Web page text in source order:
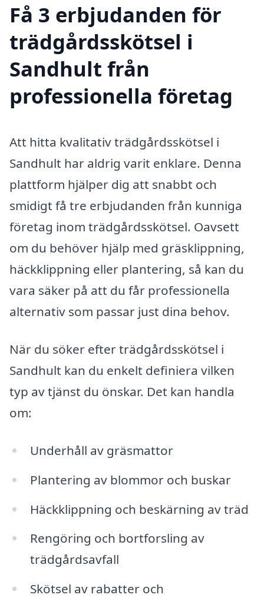
Få 3 erbjudanden för
trädgårdsskötsel i
Sandhult från
professionella företag
Att hitta kvalitativ trädgårdsskötsel i
Sandhult har aldrig varit enklare. Denna
plattform hjälper dig att snabbt och
smidigt få tre erbjudanden från kunniga
företag inom trädgårdsskötsel. Oavsett
om du behöver hjälp med gräsklippning,
häckklippning eller plantering, så kan du
vara säker på att du får professionella
alternativ som passar just dina behov.
När du söker efter trädgårdsskötsel i
Sandhult kan du enkelt definiera vilken
typ av tjänst du önskar. Det kan handla
om:
Underhåll av gräsmattor
Plantering av blommor och buskar
Häckklippning och beskärning av träd
Rengöring och bortforsling av
trädgårdsavfall
Skötsel av rabatter och